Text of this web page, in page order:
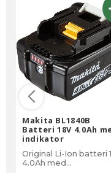
Makita BL1840B
Batteri 18V 4.0Ah
indikator
Original Li-Ion batteri
4.0Ah med